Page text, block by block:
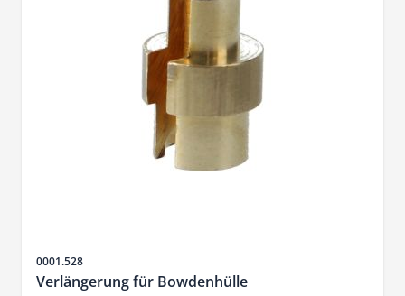
SKU
0001.528
Verlängerung für Bowdenhülle